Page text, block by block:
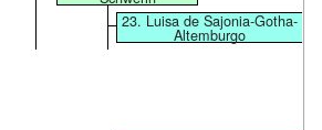
23. Luisa de Sajonia-Gotha-
Altemburgo